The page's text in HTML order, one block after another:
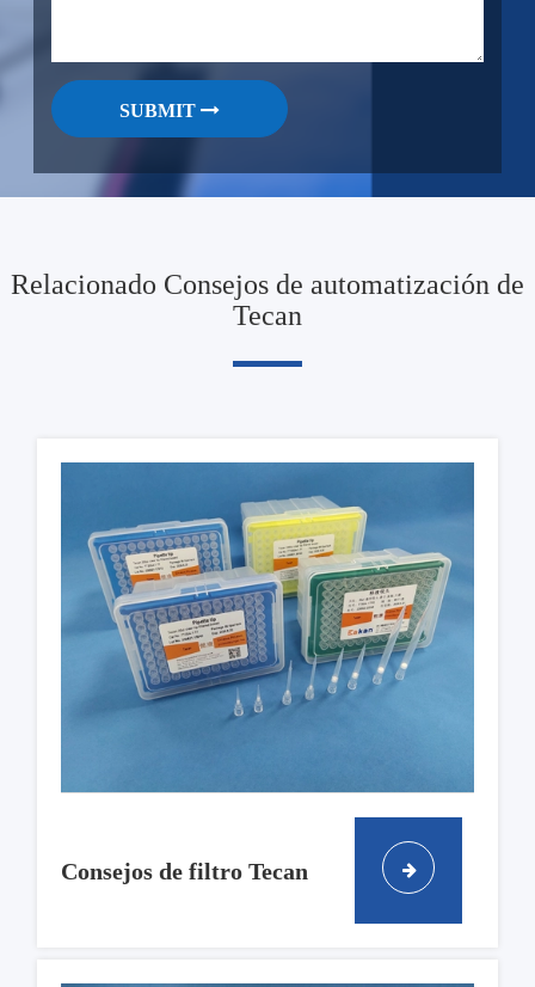
SUBMIT
Relacionado Consejos de automatización de
Tecan
Consejos de filtro Tecan